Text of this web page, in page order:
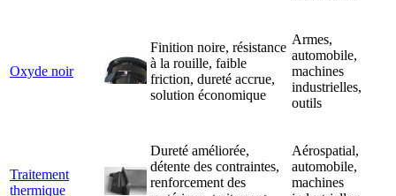
Oxyde noir
Finition noire, résistance
à la rouille, faible
friction, dureté accrue,
solution économique
Armes,
automobile,
machines
industrielles,
outils
Traitement
thermique
Dureté améliorée,
détente des contraintes,
renforcement des
Aérospatial,
automobile,
machines